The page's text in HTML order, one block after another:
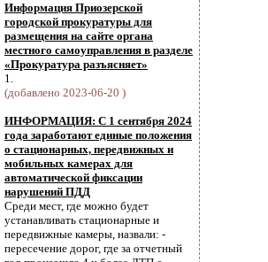
Информация Приозерской
городской прокуратуры для
размещения на сайте органа
местного самоуправления в разделе
«Прокуратура разъясняет»
1.
(добавлено 2023-06-20 )
ИНФОРМАЦИЯ: С 1 сентября 2024
года заработают единые положения
о стационарных, передвижных и
мобильных камерах для
автоматической фиксации
нарушений ПДД
Среди мест, где можно будет
устанавливать стационарные и
передвижные камеры, назвали: -
пересечение дорог, где за отчетный